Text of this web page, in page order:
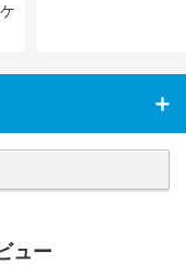
ュー